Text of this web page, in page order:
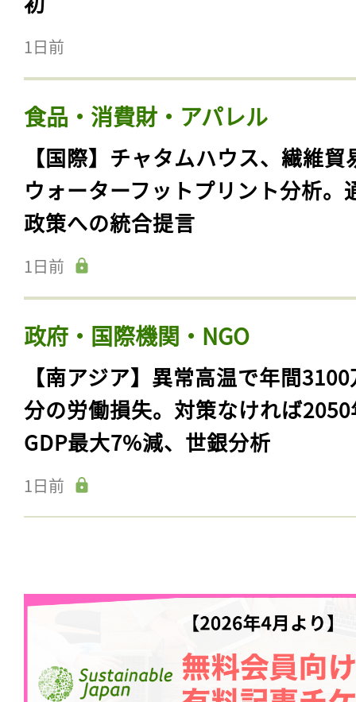
1日前
食品・消費財・アパレル
【国際】チャタムハウス、繊維貿
ウォーターフットプリント分析。
政策への統合提言
1日前
政府・国際機関・NGO
【南アジア】異常高温で年間
分の労働損失。対策なければ
GDP最大7%減、世銀分析
1日前